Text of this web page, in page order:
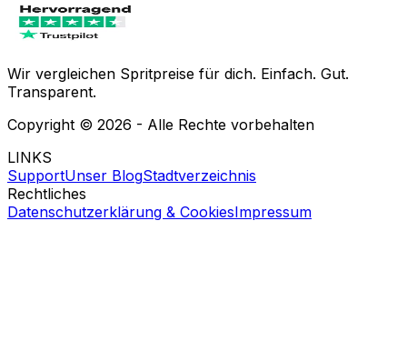
Wir vergleichen Spritpreise für dich. Einfach. Gut.
Transparent.
Copyright © 2026 - Alle Rechte vorbehalten
LINKS
SupportUnser BlogStadtverzeichnis
Rechtliches
Datenschutzerklärung & CookiesImpressum